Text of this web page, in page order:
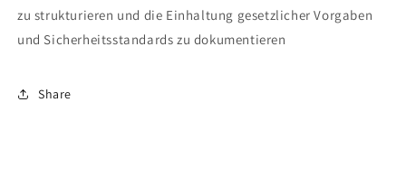
zu strukturieren und die Einhaltung gesetzlicher Vorgaben
und Sicherheitsstandards zu dokumentieren
Share